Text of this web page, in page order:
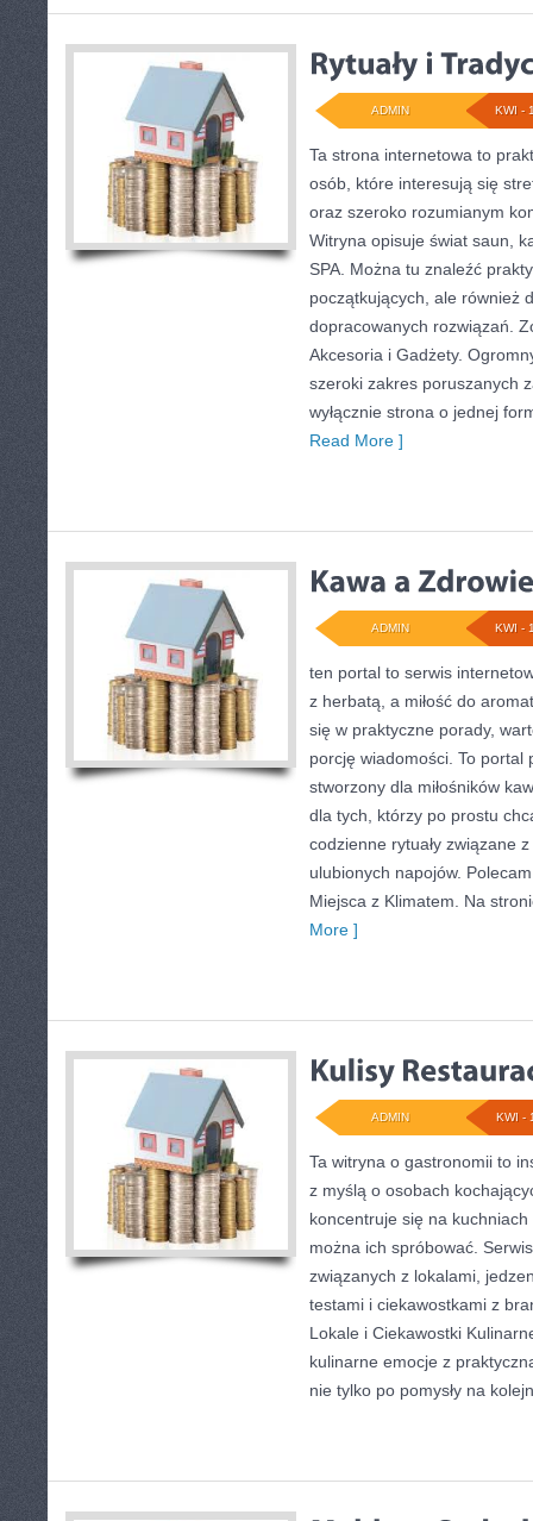
KWI -
ADMIN
Ta strona internetowa to
osób, które interesują się
oraz szeroko rozumianym
Witryna opisuje świat saun,
SPA. Można tu znaleźć
początkujących, ale również
dopracowanych rozwiązań.
Akcesoria i Gadżety.
szeroki zakres poruszanych
wyłącznie strona o jednej
Read More ]
KWI -
ADMIN
ten portal to serwis
z herbatą, a miłość do
się w praktyczne porady,
porcję wiadomości. To portal
stworzony dla miłośników
dla tych, którzy po prostu
codzienne rytuały związane
ulubionych napojów.
Miejsca z Klimatem. Na
More ]
KWI -
ADMIN
Ta witryna o gastronomii to
z myślą o osobach
koncentruje się na
można ich spróbować.
związanych z lokalami,
testami i ciekawostkami z
Lokale i Ciekawostki
kulinarne emocje z
nie tylko po pomysły na